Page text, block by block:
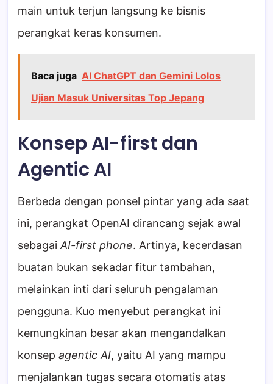
main untuk terjun langsung ke bisnis
perangkat keras konsumen.
Baca juga AI ChatGPT dan Gemini Lolos
Ujian Masuk Universitas Top Jepang
Konsep AI-first dan
Agentic AI
Berbeda dengan ponsel pintar yang ada saat
ini, perangkat OpenAI dirancang sejak awal
sebagai AI-first phone. Artinya, kecerdasan
buatan bukan sekadar fitur tambahan,
melainkan inti dari seluruh pengalaman
pengguna. Kuo menyebut perangkat ini
kemungkinan besar akan mengandalkan
konsep agentic AI, yaitu AI yang mampu
menjalankan tugas secara otomatis atas